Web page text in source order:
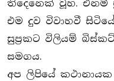
තිදෙනෙක් වූහ. එනම්
එම දුව විවාහවී
සුප‍්‍රකට විලියම්
සමගය.
අප ලිපියේ